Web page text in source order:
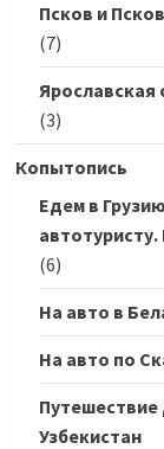
Псков и
(7)
Ярославская
(3)
Копытопись
Едем в
(6)
На авто в
На авто по
Путешествие
Узбекистан